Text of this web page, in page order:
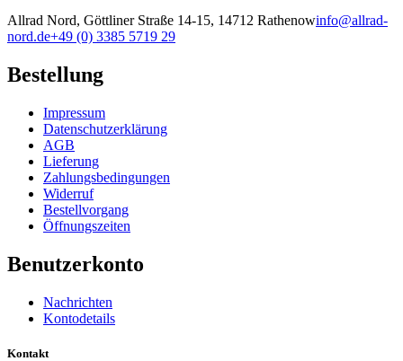
Allrad Nord, Göttliner Straße 14-15, 14712 Rathenowinfo@allrad-
nord.de+49 (0) 3385 5719 29
Bestellung
Impressum
Datenschutzerklärung
AGB
Lieferung
Zahlungsbedingungen
Widerruf
Bestellvorgang
Öffnungszeiten
Benutzerkonto
Nachrichten
Kontodetails
Kontakt